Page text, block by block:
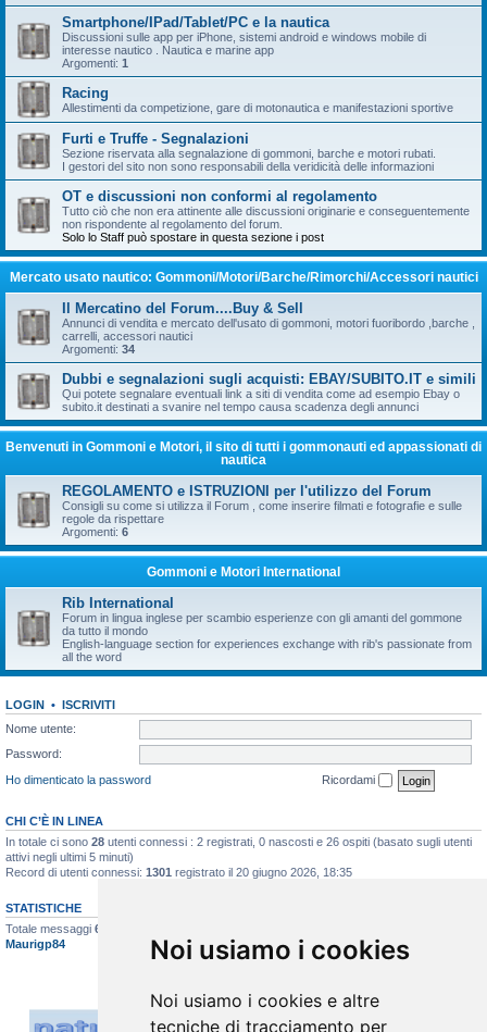
Noi usiamo i cookies
Noi usiamo i cookies e altre
tecniche di tracciamento per
Smartphone/IPad/Tablet/PC e la nautica
Discussioni sulle app per iPhone, sistemi android e windows mobile di
interesse nautico . Nautica e marine app
Argomenti: 1
Racing
Allestimenti da competizione, gare di motonautica e manifestazioni sportive
Furti e Truffe - Segnalazioni
Sezione riservata alla segnalazione di gommoni, barche e motori rubati.
I gestori del sito non sono responsabili della veridicità delle informazioni
OT e discussioni non conformi al regolamento
Tutto ciò che non era attinente alle discussioni originarie e conseguentemente
non rispondente al regolamento del forum.
Solo lo Staff può spostare in questa sezione i post
Mercato usato nautico: Gommoni/Motori/Barche/Rimorchi/Accessori nautici
Il Mercatino del Forum....Buy & Sell
Annunci di vendita e mercato dell'usato di gommoni, motori fuoribordo ,barche ,
carrelli, accessori nautici
Argomenti: 34
Dubbi e segnalazioni sugli acquisti: EBAY/SUBITO.IT e simili
Qui potete segnalare eventuali link a siti di vendita come ad esempio Ebay o
subito.it destinati a svanire nel tempo causa scadenza degli annunci
Benvenuti in Gommoni e Motori, il sito di tutti i gommonauti ed appassionati di
nautica
REGOLAMENTO e ISTRUZIONI per l'utilizzo del Forum
Consigli su come si utilizza il Forum , come inserire filmati e fotografie e sulle
regole da rispettare
Argomenti: 6
Gommoni e Motori International
Rib International
Forum in lingua inglese per scambio esperienze con gli amanti del gommone
da tutto il mondo
English-language section for experiences exchange with rib's passionate from
all the word
LOGIN • ISCRIVITI
Nome utente:
Password:
Ho dimenticato la password
Ricordami
CHI C’È IN LINEA
In totale ci sono 28 utenti connessi : 2 registrati, 0 nascosti e 26 ospiti (basato sugli utenti
attivi negli ultimi 5 minuti)
Record di utenti connessi: 1301 registrato il 20 giugno 2026, 18:35
STATISTICHE
Totale messaggi 6617
Maurigp84